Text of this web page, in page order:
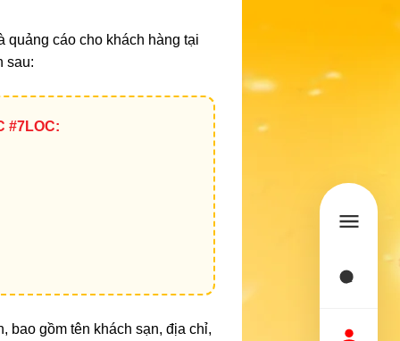
quảng cáo cho khách hàng tại
sau:
#7LOC:
bao gồm tên khách sạn, địa chỉ,